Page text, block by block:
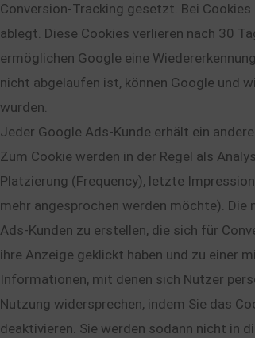
Conversion-Tracking gesetzt. Bei
ablegt. Diese Cookies verlieren nach 30
ermöglichen Google eine
nicht abgelaufen ist, können Google und
wurden.
Jeder Google Ads-Kunde erhält ein
Zum Cookie werden in der Regel als
Platzierung (Frequency), letzte
mehr angesprochen werden möchte).
Ads-Kunden zu erstellen, die sich für
ihre Anzeige geklickt haben und zu einer
Informationen, mit denen sich Nutzer
Nutzung widersprechen, indem Sie das
deaktivieren. Sie werden sodann nicht in